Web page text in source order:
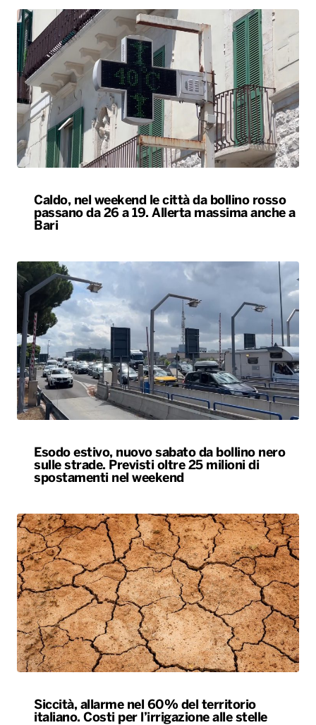
Caldo, nel weekend le città da bollino rosso
passano da 26 a 19. Allerta massima anche a
Bari
Esodo estivo, nuovo sabato da bollino nero
sulle strade. Previsti oltre 25 milioni di
spostamenti nel weekend
Siccità, allarme nel 60% del territorio
italiano. Costi per l’irrigazione alle stelle